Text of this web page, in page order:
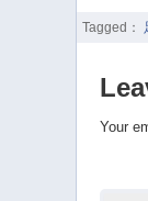
Tagged：
Your